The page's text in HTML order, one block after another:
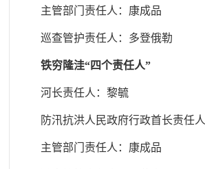
主管部门责任人 ：康成品
巡查管护责任人 ：多登俄勒
铁穷隆洼“四个责任人”
河长责任人：黎毓
防汛抗洪人民政府行政首长责任人
主管部门责任人 ：康成品